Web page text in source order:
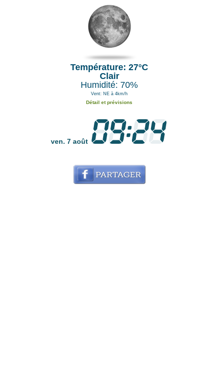
Température: 27°C
Clair
Humidité: 70%
Vent: NE à 4km/h
Détail et prévisions
ven. 7 août